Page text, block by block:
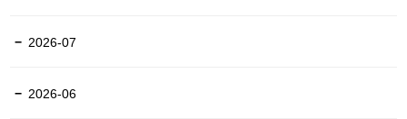
2026-07
2026-06